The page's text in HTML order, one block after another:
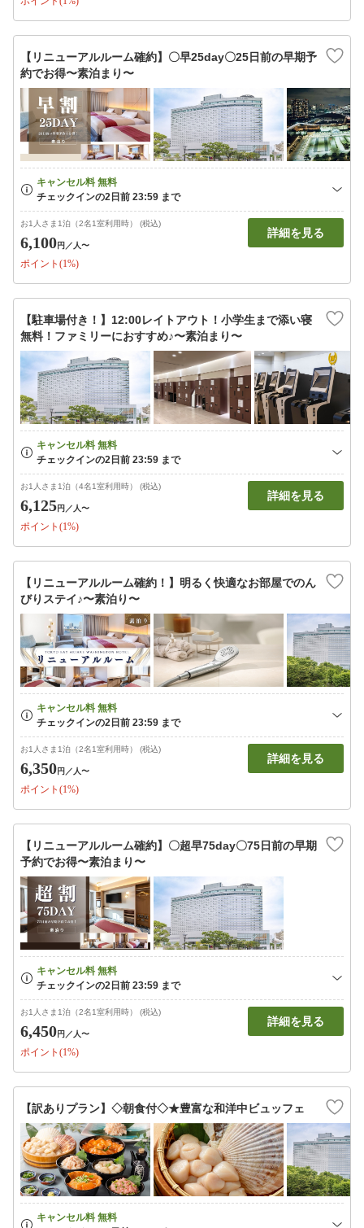
【リニューアルルーム確約】〇早25day〇25日前の早期予
約でお得〜素泊まり〜
お1人さま1泊（2名1室利用時） (税込)
6,100円 ／人〜
ポイント(1%)
詳細を見る
【駐車場付き！】12:00レイトアウト！小学生まで添い寝
無料！ファミリーにおすすめ♪〜素泊まり〜
お1人さま1泊（4名1室利用時） (税込)
6,125円 ／人〜
ポイント(1%)
詳細を見る
【リニューアルルーム確約！】明るく快適なお部屋でのん
びりステイ♪〜素泊り〜
お1人さま1泊（2名1室利用時） (税込)
6,350円 ／人〜
ポイント(1%)
詳細を見る
【リニューアルルーム確約】〇超早75day〇75日前の早期
予約でお得〜素泊まり〜
お1人さま1泊（2名1室利用時） (税込)
6,450円 ／人〜
ポイント(1%)
詳細を見る
【訳ありプラン】◇朝食付◇★豊富な和洋中ビュッフェ